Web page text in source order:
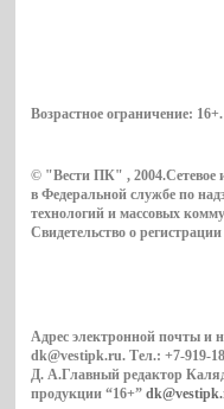
Возрастное ограничение: 16+.
© "Вести ПК" , 2004.Сетевое
в Федеральной службе по
технологий и массовых
Свидетельство о
Адрес электронной почты и
dk@vestipk.ru. Тел.: +7-919-
Д. А.Главный редактор
продукции “16+”